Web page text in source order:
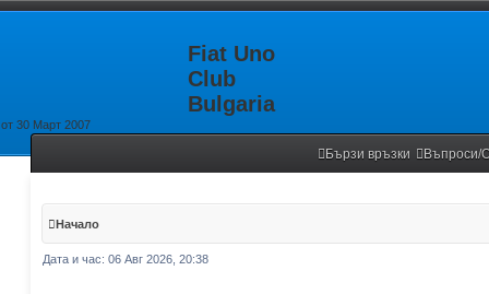
Fiat Uno
Club
Bulgaria
от 30 Март 2007
Бързи връзки Въпроси/
Начало
Дата и час: 06 Авг 2026, 20:38